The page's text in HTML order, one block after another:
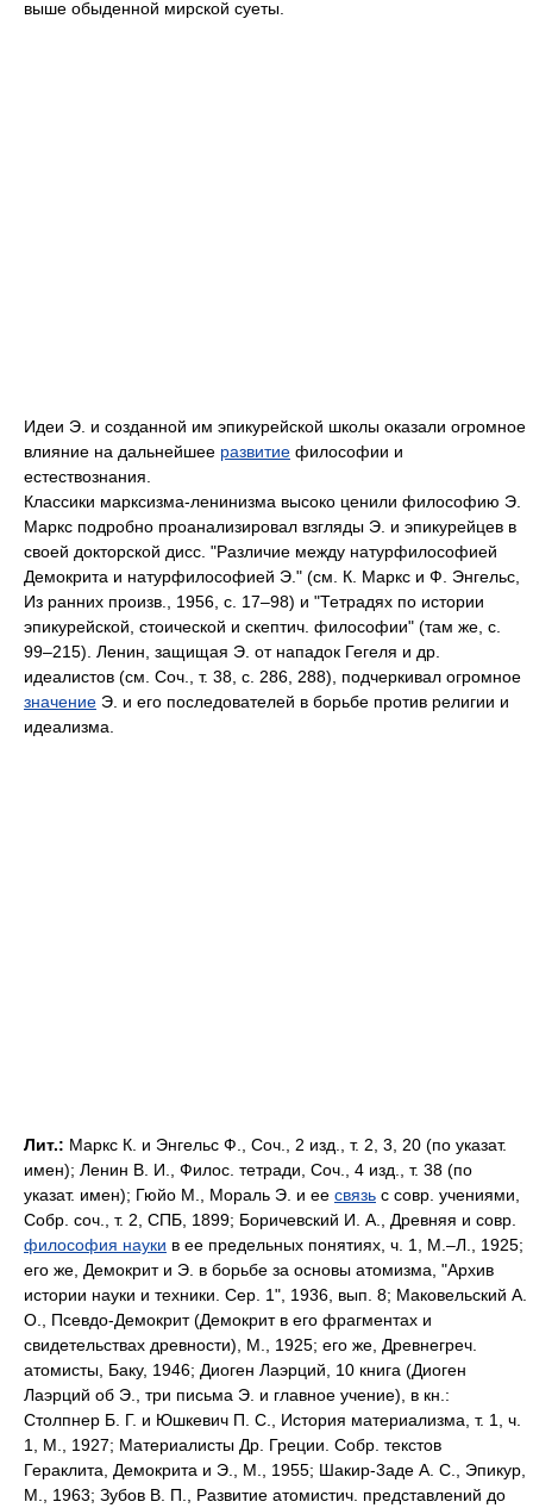
выше обыденной мирской суеты.
Идеи Э. и созданной им эпикурейской школы оказали огромное
влияние на дальнейшее развитие философии и
естествознания.
Классики марксизма-ленинизма высоко ценили философию Э.
Маркс подробно проанализировал взгляды Э. и эпикурейцев в
своей докторской дисс. "Различие между натурфилософией
Демокрита и натурфилософией Э." (см. К. Маркс и Ф. Энгельс,
Из ранних произв., 1956, с. 17–98) и "Тетрадях по истории
эпикурейской, стоической и скептич. философии" (там же, с.
99–215). Ленин, защищая Э. от нападок Гегеля и др.
идеалистов (см. Соч., т. 38, с. 286, 288), подчеркивал огромное
значение Э. и его последователей в борьбе против религии и
идеализма.
Лит.: Маркс К. и Энгельс Ф., Соч., 2 изд., т. 2, 3, 20 (по указат.
имен); Ленин В. И., Филос. тетради, Соч., 4 изд., т. 38 (по
указат. имен); Гюйо М., Мораль Э. и ее связь с совр. учениями,
Собр. соч., т. 2, СПБ, 1899; Боричевский И. Α., Древняя и совр.
философия науки в ее предельных понятиях, ч. 1, М.–Л., 1925;
его же, Демокрит и Э. в борьбе за основы атомизма, "Архив
истории науки и техники. Сер. 1", 1936, вып. 8; Маковельский А.
О., Псевдо-Демокрит (Демокрит в его фрагментах и
свидетельствах древности), М., 1925; его же, Древнегреч.
атомисты, Баку, 1946; Диоген Лаэрций, 10 книга (Диоген
Лаэрций об Э., три письма Э. и главное учение), в кн.:
Столпнер Б. Г. и Юшкевич П. С., История материализма, т. 1, ч.
1, М., 1927; Материалисты Др. Греции. Собр. текстов
Гераклита, Демокрита и Э., М., 1955; Шакир-3аде А. С., Эпикур,
М., 1963; Зубов В. П., Развитие атомистич. представлений до